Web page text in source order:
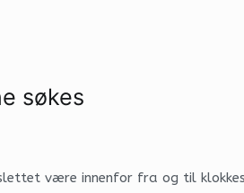
søkes
være innenfor fra og til